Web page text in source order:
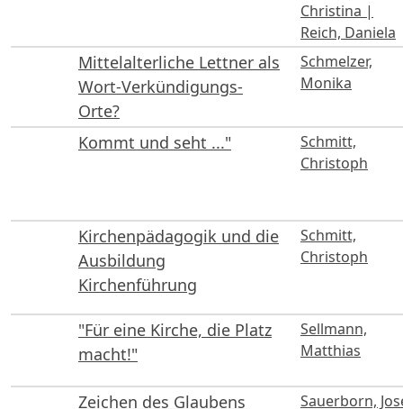
Christina |
Reich, Daniela
Mittelalterliche Lettner als
Wort-Verkündigungs-
Orte?
Schmelzer,
Monika
Kommt und seht ..."
Schmitt,
Christoph
Kirchenpädagogik und die
Ausbildung
Kirchenführung
Schmitt,
Christoph
"Für eine Kirche, die Platz
macht!"
Sellmann,
Matthias
Zeichen des Glaubens Sauerborn,